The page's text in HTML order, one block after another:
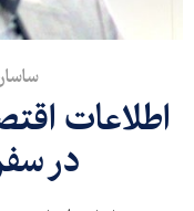
اطلاعات
در